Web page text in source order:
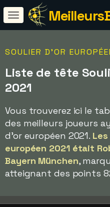
SOULIER D'OR
Liste de tête
2021
Vous trouverez ici le
des meilleurs joueurs
d'or européen 2021.
européen 2021 était
Bayern München,
atteignant des points